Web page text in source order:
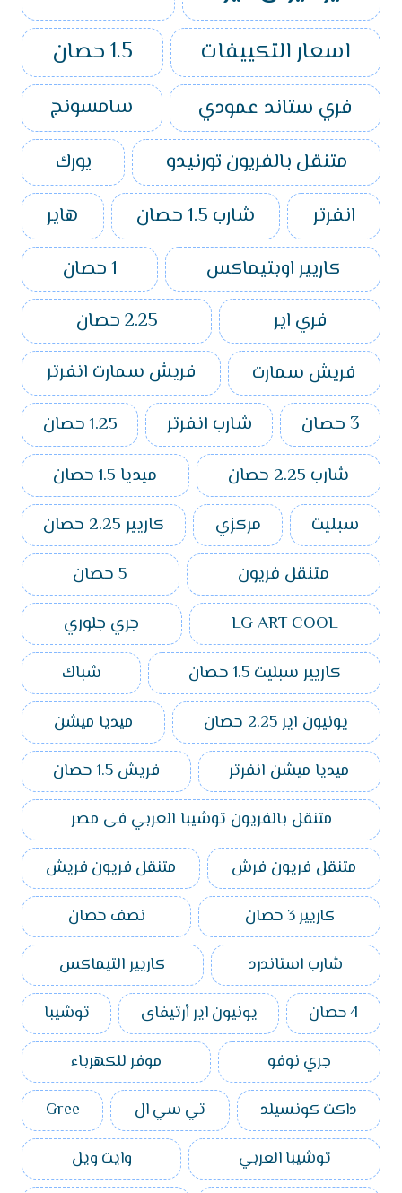
اسعار التكييفات 1.5 حصان
فري ستاند عمودي
سامسونج
متنقل بالفريون تورنيدو
يورك
انفرتر
شارب 1.5 حصان
هاير
كاريير اوبتيماكس
1 حصان
فري اير
2.25 حصان
فريش سمارت
فريش سمارت انفرتر
3 حصان
شارب انفرتر 1.25 حصان
شارب 2.25 حصان ميديا 1.5 حصان
سبليت مركزي
كاريير 2.25 حصان
متنقل فريون
5 حصان
LG ART COOL
جري جلوري
كاريير سبليت 1.5 حصان
شباك
يونيون اير 2.25 حصان
ميديا ميشن
ميديا ميشن انفرتر
فريش 1.5 حصان
متنقل بالفريون توشيبا العربي فى مصر
متنقل فريون فرش
متنقل فريون فريش
كاريير 3 حصان
نصف حصان
شارب استاندرد
كاريير التيماكس
4 حصان
يونيون اير أرتيفاى
توشيبا
جري نوفو
موفر للكهرباء
داكت كونسيلد
تي سي ال
Gree
توشيبا العربي
وايت ويل